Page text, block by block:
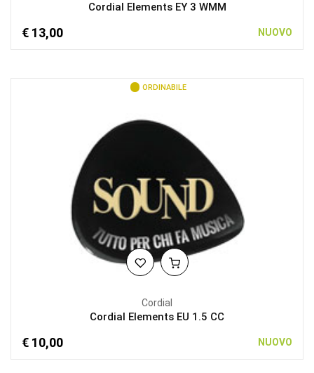
Cordial Elements EY 3 WMM
€ 13,00 NUOVO
ORDINABILE
Cordial
Cordial Elements EU 1.5 CC
€ 10,00 NUOVO